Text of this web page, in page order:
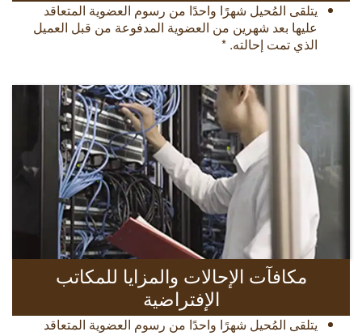
يتلقى المُحيل شهرًا واحدًا من رسوم العضوية المتعاقد
عليها بعد شهرين من العضوية المدفوعة من قبل العميل
الذي تمت إحالته. *
مكافآت الإحالات والمزايا للمكاتب
الإفتراضية
يتلقى المُحيل شهرًا واحدًا من رسوم العضوية المتعاقد